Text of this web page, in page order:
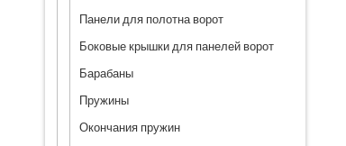
Панели для полотна ворот
Боковые крышки для панелей ворот
Барабаны
Пружины
Окончания пружин